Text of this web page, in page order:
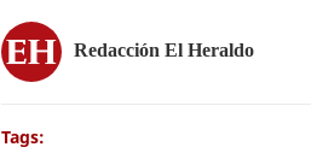
Redacción El Heraldo
Tags: